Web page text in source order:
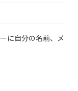
に自分の名前、メ